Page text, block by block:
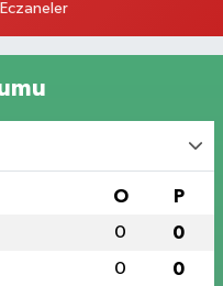
O P
0 0
0 0